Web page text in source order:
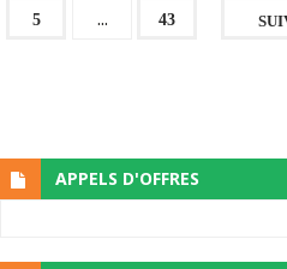
5 ... 43
APPELS D'OFFRES